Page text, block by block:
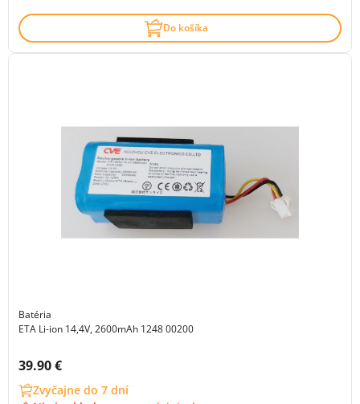
Do košíka
Batéria
ETA Li-ion 14,4V, 2600mAh 1248 00200
Cena s DPH:
39.90 €
Zvyčajne do 7 dní